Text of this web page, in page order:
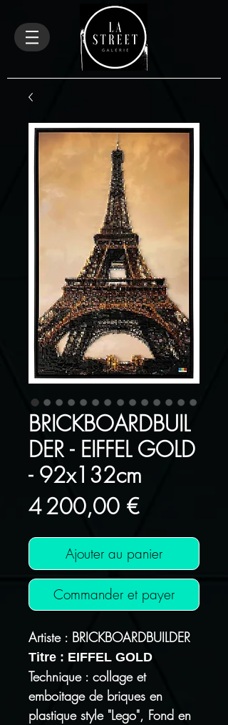
BRICKBOARDBUIL
DER - EIFFEL GOLD
- 92x132cm
4 200,00 €Prix
Ajouter au panier
Commander et payer
Artiste : BRICKBOARDBUILDER
Titre : EIFFEL GOLD
Technique : collage et
emboitage de briques en
plastique style "Lego", Fond en